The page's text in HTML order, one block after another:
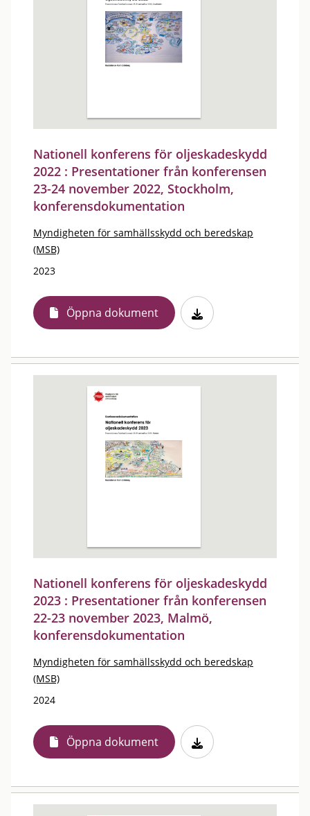
Nationell konferens för oljeskadeskydd
2022 : Presentationer från konferensen
23-24 november 2022, Stockholm,
konferensdokumentation
Myndigheten för samhällsskydd och beredskap
(MSB)
2023
Öppna dokument
Nationell konferens för oljeskadeskydd
2023 : Presentationer från konferensen
22-23 november 2023, Malmö,
konferensdokumentation
Myndigheten för samhällsskydd och beredskap
(MSB)
2024
Öppna dokument